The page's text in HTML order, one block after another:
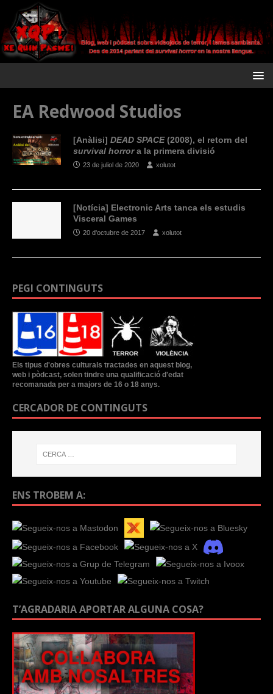
EA Redwood Studios
[Anàlisi] DEAD SPACE(2008), el retorn del
survival horrora la primera divisió
23 de juliol de 2020 xolutot
[Notícia] Electronic Arts tanca els estudis
Visceral Games
20 d'octubre de 2017 xolutot
PEGI CONTINGUTS
Els tipus d'obres culturals tractades en aquest blog,
web i pòdcast, solen tindre una qualificació d'edat
recomanada per a majors de 16 o 18 anys.
CERCADOR DE CONTINGUTS
ENS TROBEM A:
T’AGRADARIA APORTAR ALGUNA COSA?